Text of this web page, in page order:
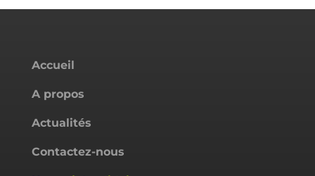
Accueil
A propos
Actualités
Contactez-nous